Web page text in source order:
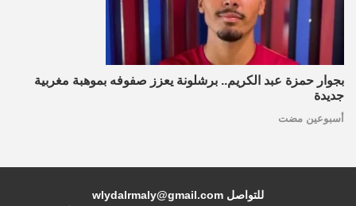
بجوار حمزة عبد الكريم.. برشلونة يعزز صفوفه بموهبة مغربية
جديدة
أسبوعين مضت
للتواصل wlydalrmaly@gmail.com